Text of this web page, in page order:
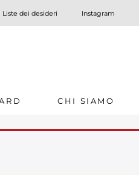
Liste dei desideri Instagram
CHI SIAMO